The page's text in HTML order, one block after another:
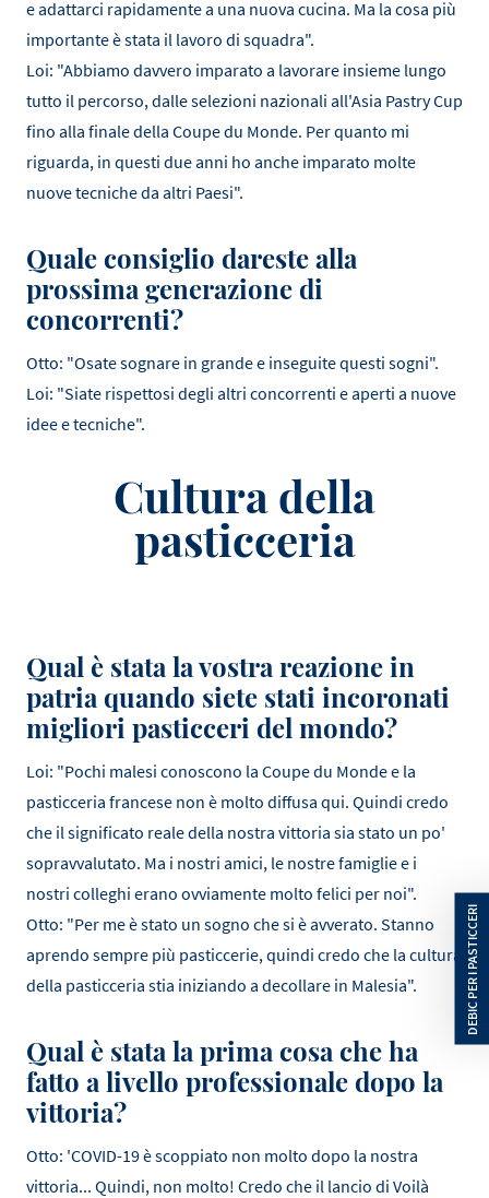
e adattarci rapidamente a una nuova cucina. Ma la cosa più
importante è stata il lavoro di squadra".
Loi: "Abbiamo davvero imparato a lavorare insieme lungo
tutto il percorso, dalle selezioni nazionali all'Asia Pastry Cup
fino alla finale della Coupe du Monde. Per quanto mi
riguarda, in questi due anni ho anche imparato molte
nuove tecniche da altri Paesi".
Quale consiglio dareste alla
prossima generazione di
concorrenti?
Otto: "Osate sognare in grande e inseguite questi sogni".
Loi: "Siate rispettosi degli altri concorrenti e aperti a nuove
idee e tecniche".
Cultura della
pasticceria
Qual è stata la vostra reazione in
patria quando siete stati incoronati
migliori pasticceri del mondo?
Loi: "Pochi malesi conoscono la Coupe du Monde e la
pasticceria francese non è molto diffusa qui. Quindi credo
che il significato reale della nostra vittoria sia stato un po'
sopravvalutato. Ma i nostri amici, le nostre famiglie e i
nostri colleghi erano ovviamente molto felici per noi".
Otto: "Per me è stato un sogno che si è avverato. Stanno
aprendo sempre più pasticcerie, quindi credo che la cultura
della pasticceria stia iniziando a decollare in Malesia".
Qual è stata la prima cosa che ha
fatto a livello professionale dopo la
vittoria?
Otto: 'COVID-19 è scoppiato non molto dopo la nostra
vittoria... Quindi, non molto! Credo che il lancio di Voilà